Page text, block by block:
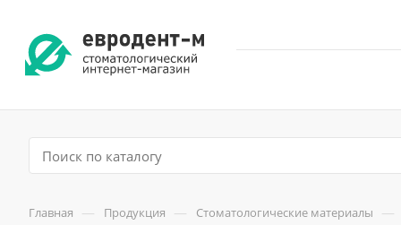
Главная — Продукция — Стоматологические материалы —